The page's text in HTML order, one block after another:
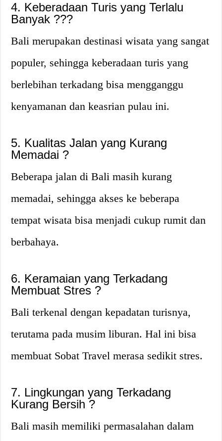
4. Keberadaan Turis yang Terlalu
Banyak ?‍?‍?
Bali merupakan destinasi wisata yang sangat
populer, sehingga keberadaan turis yang
berlebihan terkadang bisa mengganggu
kenyamanan dan keasrian pulau ini.
5. Kualitas Jalan yang Kurang
Memadai ?️
Beberapa jalan di Bali masih kurang
memadai, sehingga akses ke beberapa
tempat wisata bisa menjadi cukup rumit dan
berbahaya.
6. Keramaian yang Terkadang
Membuat Stres ?
Bali terkenal dengan kepadatan turisnya,
terutama pada musim liburan. Hal ini bisa
membuat Sobat Travel merasa sedikit stres.
7. Lingkungan yang Terkadang
Kurang Bersih ?
Bali masih memiliki permasalahan dalam